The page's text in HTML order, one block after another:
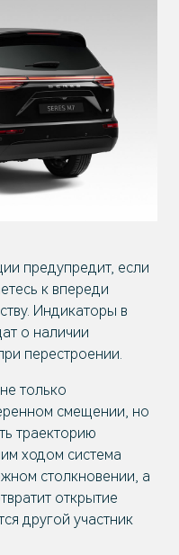
предупредит, если
к впереди
Индикаторы в
о наличии
перестроении.
только
смещении, но
траекторию
ходом система
столкновении, а
открытие
другой участник